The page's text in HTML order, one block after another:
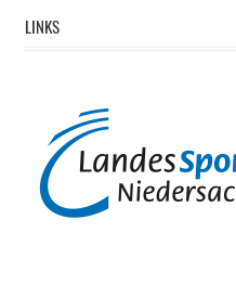
LINKS